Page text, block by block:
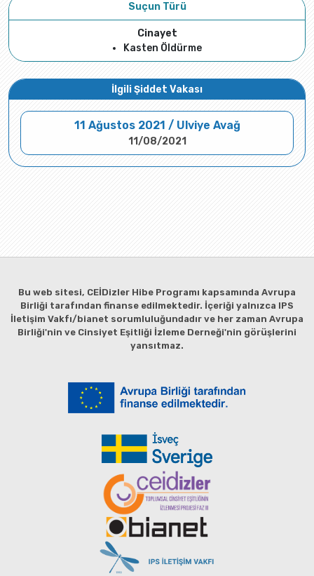
Suçun Türü
Cinayet
Kasten Öldürme
İlgili Şiddet Vakası
11 Ağustos 2021 / Ulviye Avağ
11/08/2021
Bu web sitesi, CEİDizler Hibe Programı kapsamında Avrupa
Birliği tarafından finanse edilmektedir. İçeriği yalnızca IPS
İletişim Vakfı/bianet sorumluluğundadır ve her zaman Avrupa
Birliği'nin ve Cinsiyet Eşitliği İzleme Derneği'nin görüşlerini
yansıtmaz.